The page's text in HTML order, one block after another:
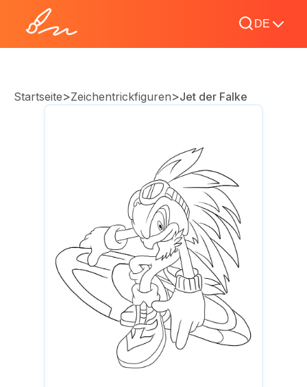
DE
Startseite>Zeichentrickfiguren>Jet der Falke